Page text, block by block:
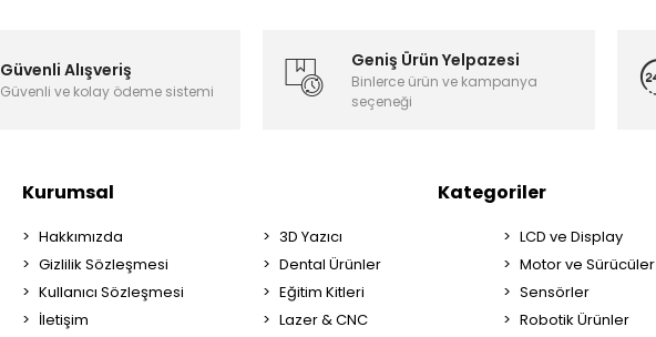
Güvenli Alışveriş
Güvenli ve kolay ödeme sistemi
Geniş Ürün Yelpazesi
Binlerce ürün ve kampanya
seçeneği
Kurumsal
Hakkımızda
Gizlilik Sözleşmesi
Kullanıcı Sözleşmesi
İletişim
Kategoriler
3D Yazıcı
Dental Ürünler
Eğitim Kitleri
Lazer & CNC
LCD ve Display
Motor ve Sürücüler
Sensörler
Robotik Ürünler